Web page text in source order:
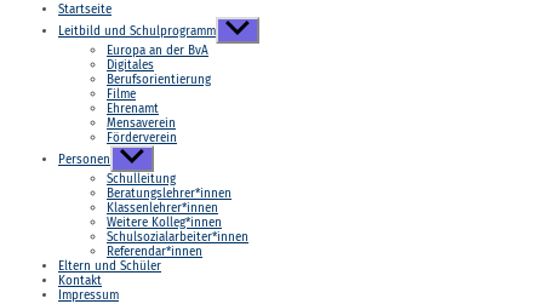
Startseite
Leitbild und Schulprogramm
Untermenü
anzeigen
Europa an der BvA
Digitales
Berufsorientierung
Filme
Ehrenamt
Mensaverein
Förderverein
Personen
Untermenü
anzeigen
Schulleitung
Beratungslehrer*innen
Klassenlehrer*innen
Weitere Kolleg*innen
Schulsozialarbeiter*innen
Referendar*innen
Eltern und Schüler
Kontakt
Impressum